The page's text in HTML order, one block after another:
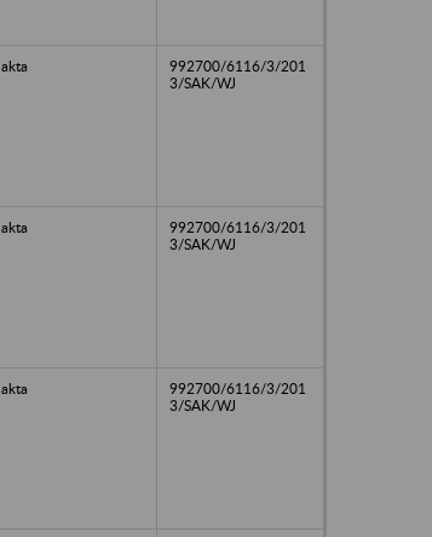
akta
992700/6116/3/201
3/SAK/WJ
akta
992700/6116/3/201
3/SAK/WJ
akta
992700/6116/3/201
3/SAK/WJ